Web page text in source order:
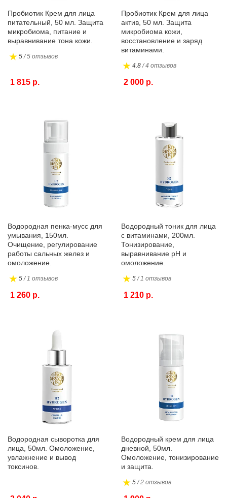
Пробиотик Крем для лица
питательный, 50 мл. Защита
микробиома, питание и
выравнивание тона кожи.
5/ 5 отзывов
1 815 р.
Пробиотик Крем для лица
актив, 50 мл. Защита
микробиома кожи,
восстановление и заряд
витаминами.
4.8/ 4 отзывов
2 000 р.
Водородная пенка-мусс для
умывания, 150мл.
Очищение, регулирование
работы сальных желез и
омоложение.
5/ 1 отзывов
1 260 р.
Водородный тоник для лица
с витаминами, 200мл.
Тонизирование,
выравнивание pH и
омоложение.
5/ 1 отзывов
1 210 р.
Водородная сыворотка для
лица, 50мл. Омоложение,
увлажнение и вывод
токсинов.
Водородный крем для лица
дневной, 50мл.
Омоложение, тонизирование
и защита.
5/ 2 отзывов